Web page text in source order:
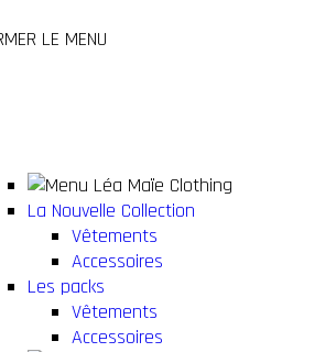
LE MENU
La Nouvelle Collection
Vêtements
Accessoires
Les packs
Vêtements
Accessoires